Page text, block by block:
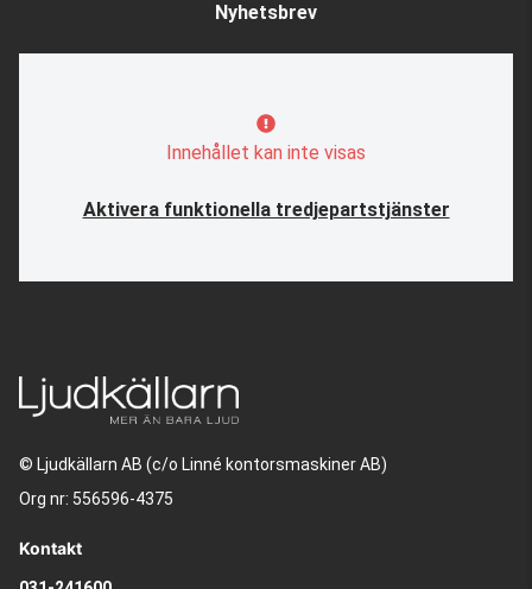
Nyhetsbrev
Innehållet kan inte visas
Aktivera funktionella tredjepartstjänster
© Ljudkällarn AB (c/o Linné kontorsmaskiner AB)
Org nr: 556596-4375
Kontakt